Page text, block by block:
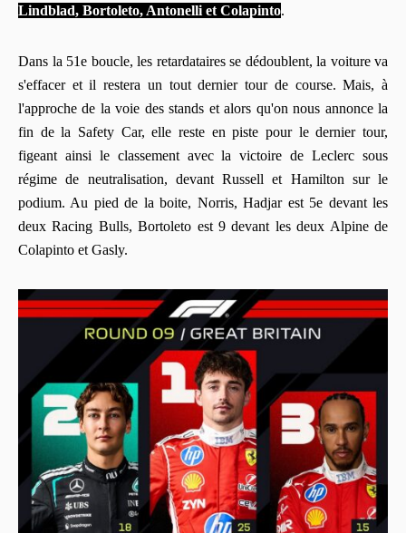
Lindblad, Bortoleto, Antonelli et Colapinto.
Dans la 51e boucle, les retardataires se dédoublent, la voiture va
s'effacer et il restera un tout dernier tour de course. Mais, à
l'approche de la voie des stands et alors qu'on nous annonce la
fin de la Safety Car, elle reste en piste pour le dernier tour,
figeant ainsi le classement avec la victoire de Leclerc sous
régime de neutralisation, devant Russell et Hamilton sur le
podium. Au pied de la boite, Norris, Hadjar est 5e devant les
deux Racing Bulls, Bortoleto est 9 devant les deux Alpine de
Colapinto et Gasly.